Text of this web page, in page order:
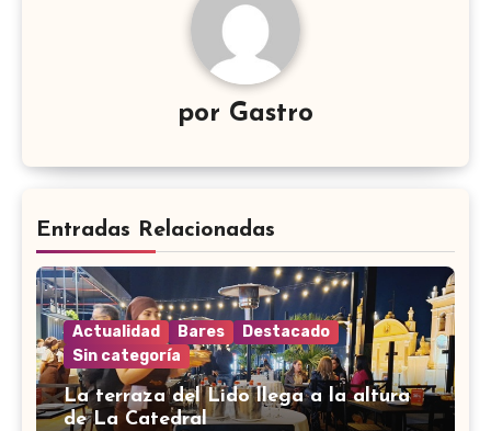
por Gastro
Entradas Relacionadas
Actualidad Bares
Destacado
Sin categoría
La terraza del Lido llega a la altura
de La Catedral